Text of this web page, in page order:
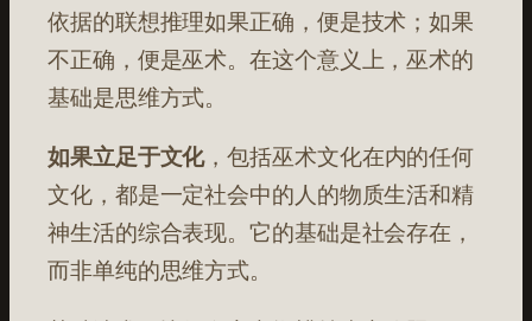
依据的联想推理如果正确，便是技术；如果
不正确，便是巫术。在这个意义上，巫术的
基础是思维方式。
如果立足于文化，包括巫术文化在内的任何
文化，都是一定社会中的人的物质生活和精
神生活的综合表现。它的基础是社会存在，
而非单纯的思维方式。